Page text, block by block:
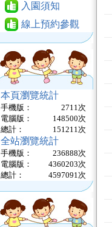
入園須知
線上預約參觀
本頁瀏覽統計
手機版： 2711次
電腦版：
148500次
總計：
151211次
全站瀏覽統計
手機版： 236888次
電腦版：
4360203次
總計：
4597091次